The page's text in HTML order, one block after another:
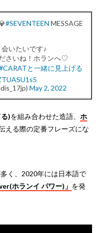
#SEVENTEEN MESSAGE
いたいです♪
さいね！ホランへ♡
と一緒に見上げる
May 2, 2022
)を組み合わせた造語、 ホ
える際の定番フレーズにな
く、2020年には日本語で
ホランイ パワー)」 を発